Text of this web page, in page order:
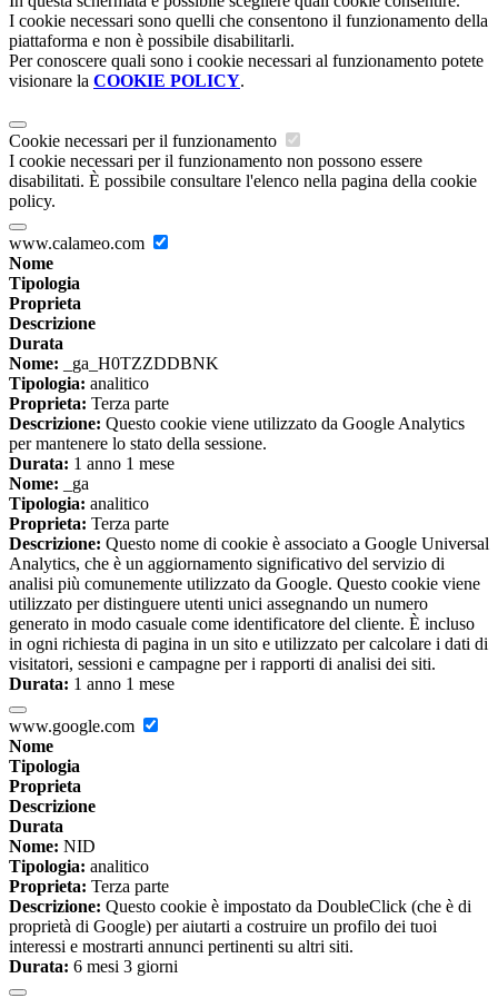
I cookie necessari sono quelli che consentono il funzionamento della
piattaforma e non è possibile disabilitarli.
Per conoscere quali sono i cookie necessari al funzionamento potete
visionare la COOKIE POLICY.
Cookie necessari per il funzionamento
I cookie necessari per il funzionamento non possono essere
disabilitati. È possibile consultare l'elenco nella pagina della cookie
policy.
www.calameo.com
Nome
Tipologia
Proprieta
Descrizione
Durata
Nome: _ga_H0TZZDDBNK
Tipologia: analitico
Proprieta: Terza parte
Descrizione: Questo cookie viene utilizzato da Google Analytics
per mantenere lo stato della sessione.
Durata: 1 anno 1 mese
Nome: _ga
Tipologia: analitico
Proprieta: Terza parte
Descrizione: Questo nome di cookie è associato a Google Universal
Analytics, che è un aggiornamento significativo del servizio di
analisi più comunemente utilizzato da Google. Questo cookie viene
utilizzato per distinguere utenti unici assegnando un numero
generato in modo casuale come identificatore del cliente. È incluso
in ogni richiesta di pagina in un sito e utilizzato per calcolare i dati di
visitatori, sessioni e campagne per i rapporti di analisi dei siti.
Durata: 1 anno 1 mese
www.google.com
Nome
Tipologia
Proprieta
Descrizione
Durata
Nome: NID
Tipologia: analitico
Proprieta: Terza parte
Descrizione: Questo cookie è impostato da DoubleClick (che è di
proprietà di Google) per aiutarti a costruire un profilo dei tuoi
interessi e mostrarti annunci pertinenti su altri siti.
Durata: 6 mesi 3 giorni